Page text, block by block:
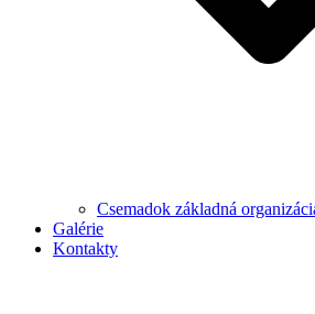
Csemadok základná
Galérie
Kontakty